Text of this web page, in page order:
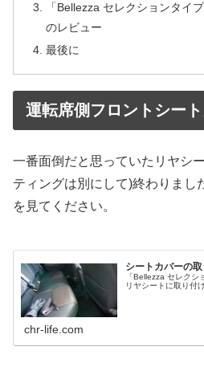
「Bellezza セレクションタイ
のレビュー
最後に
運転席側フロントシー
一番面倒だと思っていたリヤシ
ティングは別にして)終わりまし
を見てください。
シートカバーの取
「Bellezza セレクシ
リヤシートに取り付
chr-life.com